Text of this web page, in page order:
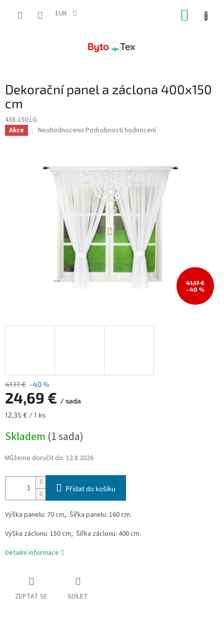
EUR
Dekorační panel a záclona 400x150
cm
438-150 LG
Akce
Průměrné
0,0
Neohodnoceno Podrobnosti hodnocení
41,17 €
–40 %
41,17 € –40 %
24,69 € / sada
Měrná
12,35 € / 1 ks
Skladem (1 sada)
Můžeme doručit do: 12.8.2026
Přidat do košíku
Výška panelu: 70 cm, Šířka panelu: 160 cm.
Výška záclonu: 150 cm, Šířka záclonu: 400 cm.
Detailní informace
ZEPTAT SE SDÍLET